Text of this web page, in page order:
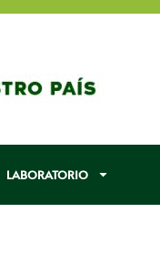
LABORATORIO